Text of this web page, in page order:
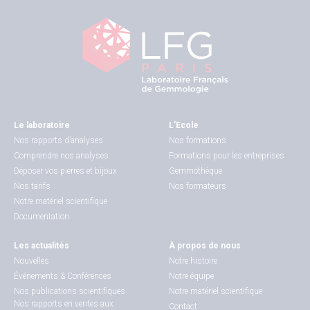
Le laboratoire
Nos rapports d’analyses
Comprendre nos analyses
Déposer vos pierres et bijoux
Nos tarifs
Notre matériel scientifique
Documentation
L’Ecole
Nos formations
Formations pour les entreprises
Gemmothèque
Nos formateurs
Les actualités
Nouvelles
Événements & Conférences
Nos publications scientifiques
Nos rapports en ventes aux
À propos de nous
Notre histoire
Notre équipe
Notre matériel scientifique
Contact